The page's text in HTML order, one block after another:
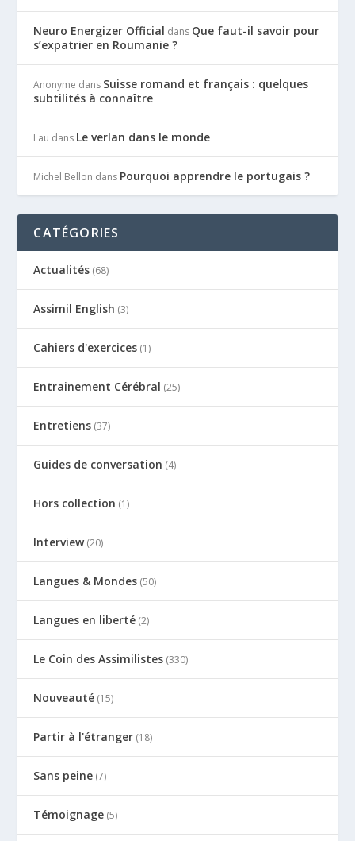
Neuro Energizer Official dans Que faut-il savoir pour
s’expatrier en Roumanie ?
Anonyme dans Suisse romand et français : quelques
subtilités à connaître
Lau dans Le verlan dans le monde
Michel Bellon dans Pourquoi apprendre le portugais ?
CATÉGORIES
Actualités (68)
Assimil English (3)
Cahiers d'exercices (1)
Entrainement Cérébral (25)
Entretiens (37)
Guides de conversation (4)
Hors collection (1)
Interview(20)
Langues & Mondes (50)
Langues en liberté (2)
Le Coin des Assimilistes (330)
Nouveauté (15)
Partir à l'étranger (18)
Sans peine (7)
Témoignage (5)